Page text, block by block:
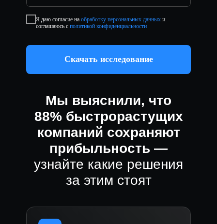
Я даю согласие на обработку персональных данных и
соглашаюсь c политикой конфиденциальности
Скачать исследование
Мы выяснили, что
88% быстрорастущих
компаний сохраняют
прибыльность —
узнайте какие решения
за этим стоят